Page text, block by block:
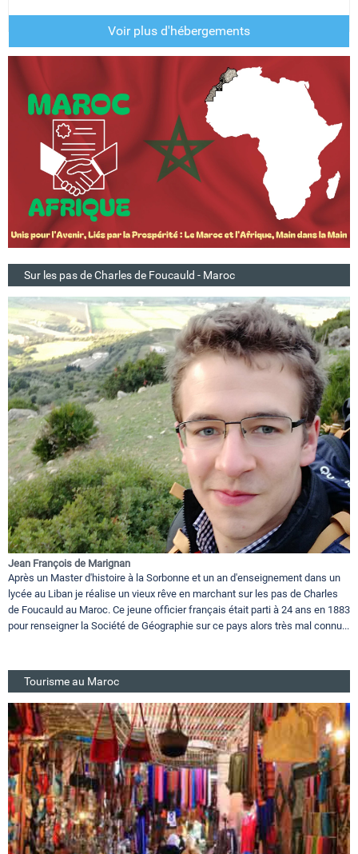
Voir plus d'hébergements
Sur les pas de Charles de Foucauld - Maroc
Jean François de Marignan
Après un Master d'histoire à la Sorbonne et un an d'enseignement dans un
lycée au Liban je réalise un vieux rêve en marchant sur les pas de Charles
de Foucauld au Maroc. Ce jeune officier français était parti à 24 ans en 1883
pour renseigner la Société de Géographie sur ce pays alors très mal connu...
Tourisme au Maroc